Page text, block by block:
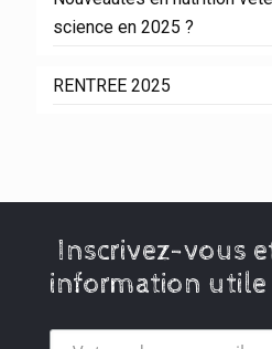
science en 2025 ?
RENTREE 2025
Inscrivez-vous
information utile